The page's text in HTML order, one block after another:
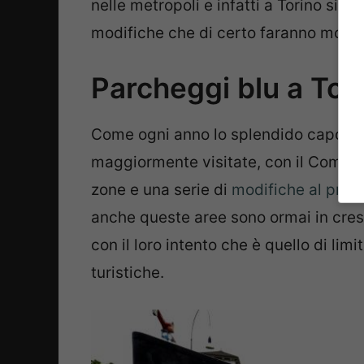
nelle metropoli e infatti a Torino si è
modifiche che di certo faranno
Parcheggi blu a
Come ogni anno lo splendido
maggiormente visitate, con il
zone e una serie di modifiche al
anche queste aree sono ormai in
con il loro intento che è quello di
turistiche.